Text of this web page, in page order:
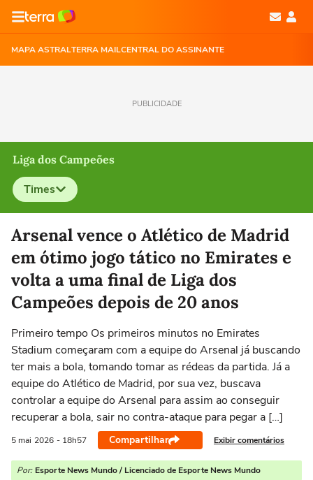
MAPA ASTRALTERRA MAILCENTRAL DO ASSINANTE
PUBLICIDADE
Liga dos Campeões
Times
Selecione o time para ver as notícias
Arsenal vence o Atlético de Madrid
em ótimo jogo tático no Emirates e
volta a uma final de Liga dos
Campeões depois de 20 anos
Primeiro tempo Os primeiros minutos no Emirates
Stadium começaram com a equipe do Arsenal já buscando
ter mais a bola, tomando tomar as rédeas da partida. Já a
equipe do Atlético de Madrid, por sua vez, buscava
controlar a equipe do Arsenal para assim ao conseguir
recuperar a bola, sair no contra-ataque para pegar a […]
5 mai 2026 - 18h57 Compartilhar Exibir comentários
Por: Esporte News Mundo / Licenciado de Esporte News Mundo